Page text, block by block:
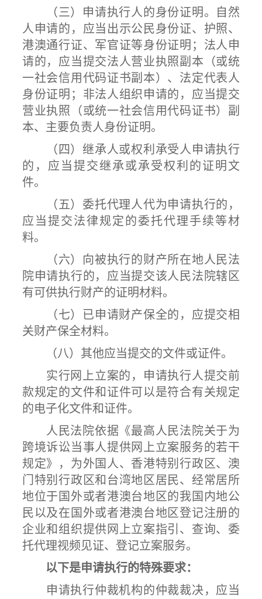
（三）申请执行人的身份证明。自然
人申请的，应当出示公民身份证、护照、
港澳通行证、军官证等身份证明；法人申
请的，应当提交法人营业执照副本（或统
一社会信用代码证书副本）、法定代表人
身份证明；非法人组织申请的，应当提交
营业执照（或统一社会信用代码证书）副
本、主要负责人身份证明。
（四）继承人或权利承受人申请执行
的，应当提交继承或承受权利的证明文
件。
（五）委托代理人代为申请执行的，
应当提交法律规定的委托代理手续等材
料。
（六）向被执行的财产所在地人民法
院申请执行的，应当提交该人民法院辖区
有可供执行财产的证明材料。
（七）已申请财产保全的，应提交相
关财产保全材料。
（八）其他应当提交的文件或证件。
实行网上立案的，申请执行人提交前
款规定的文件和证件可以是符合有关规定
的电子化文件和证件。
人民法院依据《最高人民法院关于为
跨境诉讼当事人提供网上立案服务的若干
规定》，为外国人、香港特别行政区、澳
门特别行政区和台湾地区居民、经常居所
地位于国外或者港澳台地区的我国内地公
民以及在国外或者港澳台地区登记注册的
企业和组织提供网上立案指引、查询、委
托代理视频见证、登记立案服务。
以下是申请执行的特殊要求：
申请执行仲裁机构的仲裁裁决，应当